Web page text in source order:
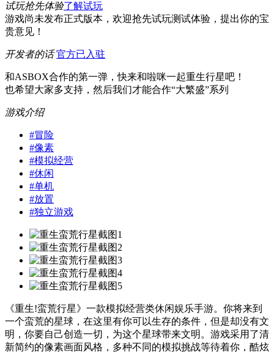
试玩抢先体验了解试玩
游戏尚未发布正式版本，欢迎抢先试玩测试体验，提出你的宝
贵意见！
开发者的话 官方已入驻
和ASBOX合作的第一弹，快来和啦咪一起重生行星吧！
也希望大家多支持，然后我们才能合作“大繁盛”系列
游戏介绍
#冒险
#像素
#模拟经营
#休闲
#单机
#放置
#独立游戏
《重生!蛮荒行星》一款模拟经营类休闲娱乐手游。你将来到
一个蛮荒的星球，在这里有你可以生存的条件，但是却没有文
明，你要自己创造一切，为这个星球带来文明。游戏采用了清
新简约的像素画面风格，多种不同的模拟挑战等待着你，酷炫